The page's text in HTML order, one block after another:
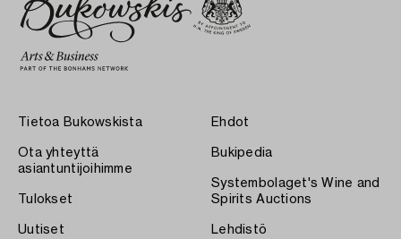
Tietoa Bukowskista
Ota yhteyttä
asiantuntijoihimme
Tulokset
Uutiset
Ehdot
Bukipedia
Systembolaget's Wine and
Spirits Auctions
Lehdistö